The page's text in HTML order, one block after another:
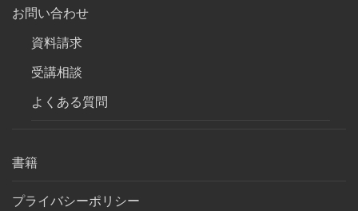
お問い合わせ
資料請求
受講相談
よくある質問
書籍
プライバシーポリシー